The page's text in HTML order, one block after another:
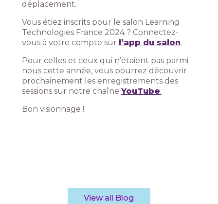
déplacement.
Vous étiez inscrits pour le salon Learning
Technologies France 2024 ? Connectez-
vous à votre compte sur l’app du salon.
Pour celles et ceux qui n’étaient pas parmi
nous cette année, vous pourrez découvrir
prochainement les enregistrements des
sessions sur notre chaîne YouTube.
Bon visionnage !
View all Blog